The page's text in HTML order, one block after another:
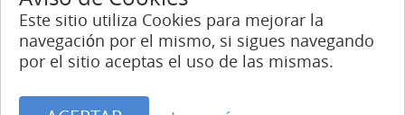
Política de Cookies
Entrar
Este sitio utiliza Cookies para mejorar la
navegación por el mismo, si sigues navegando
por el sitio aceptas el uso de las mismas.